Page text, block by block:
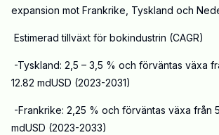
expansion mot Frankrike, Tyskland och
Estimerad tillväxt för bokindustrin (CAGR)
-Tyskland: 2,5 – 3,5 % och förväntas växa
12.82 mdUSD (2023-2031)
-Frankrike: 2,25 % och förväntas växa från
mdUSD (2023-2033)